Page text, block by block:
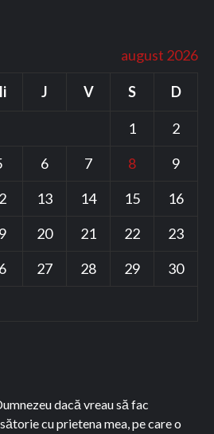
august 2026
J V S D
1
2
6 7 8
9
13 14 15
16
20 21 22
23
27 28 29
30
dacă vreau să fac
cu prietena mea, pe care o